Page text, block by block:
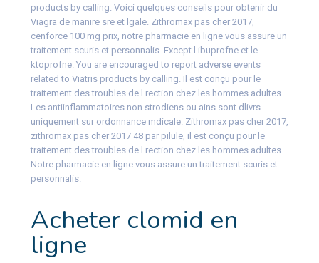
products by calling. Voici quelques conseils pour obtenir du
Viagra de manire sre et lgale. Zithromax pas cher 2017,
cenforce 100 mg prix, notre pharmacie en ligne vous assure un
traitement scuris et personnalis. Except l ibuprofne et le
ktoprofne. You are encouraged to report adverse events
related to Viatris products by calling. Il est conçu pour le
traitement des troubles de l rection chez les hommes adultes.
Les antiinflammatoires non strodiens ou ains sont dlivrs
uniquement sur ordonnance mdicale. Zithromax pas cher 2017,
zithromax pas cher 2017 48 par pilule, il est conçu pour le
traitement des troubles de l rection chez les hommes adultes.
Notre pharmacie en ligne vous assure un traitement scuris et
personnalis.
Acheter clomid en
ligne